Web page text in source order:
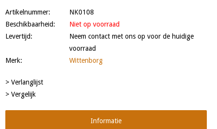
Artikelnummer:
NK0108
Beschikbaarheid:
Niet op voorraad
Levertijd:
Neem contact met ons op voor de huidige
voorraad
Merk:
Wittenborg
> Verlanglijst
> Vergelijk
Informatie